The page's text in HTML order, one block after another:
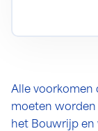
Alle voorkomen
moeten worden
het Bouwrijp en